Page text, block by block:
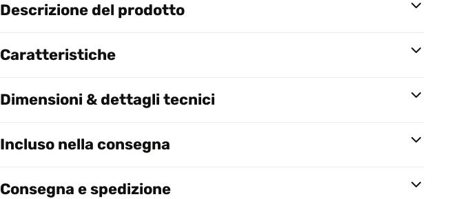
Descrizione del prodotto
Caratteristiche
Dimensioni & dettagli tecnici
Incluso nella consegna
Consegna e spedizione